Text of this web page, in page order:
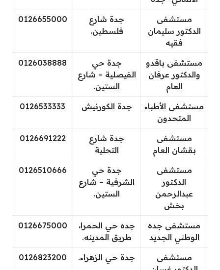
مستشفى
الدكتور سليمان
فقيه
جدة شارع
فلسطين.
0126655000
مستشفى باقدو
والدكتور عرفان
العام
جدة حي
الفيصلية – شارع
الستين.
0126038888
مستشفى الأطباء
المتحدون
جدة الكورنيش 0126533333
مستشفى
بقشان العام
جدة شارع
التحلية
0126691222
مستشفى
الدكتور
عبدالرحمن
بخش
جدة حي
الشرفية – شارع
الستين.
0126510666
مستشفى جده
الوطني الجديد
جده حي الحمرا،
طريق المدينه.
0126675000
مستشفى
جدة حي الزهراء. 0126823200